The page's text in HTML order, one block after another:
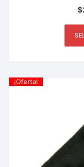
$
¡Oferta!